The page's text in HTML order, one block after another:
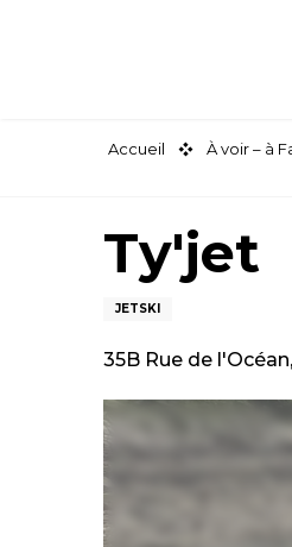
Accueil À voir – à
Ty'jet
JETSKI
35B Rue de